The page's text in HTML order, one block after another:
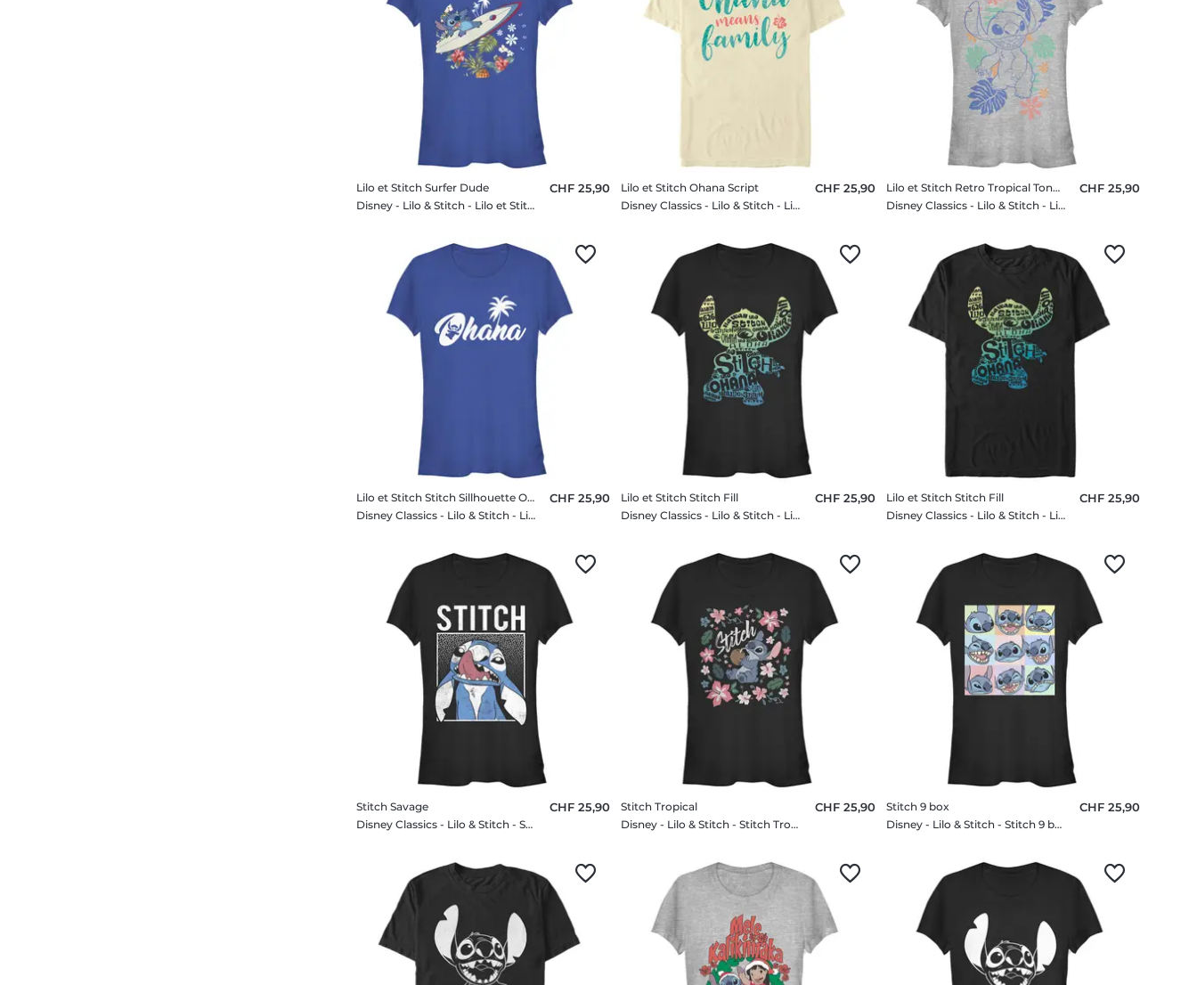
Lilo et Stitch Surfer Dude
Disney - Lilo & Stitch - Lilo et Stitch Surfer Dude - Femme T-shirt
CHF 25,90
Lilo et Stitch Ohana Script
Disney Classics - Lilo & Stitch - Lilo et Stitch Ohana Script - Homme T-shirt
CHF 25,90
Lilo et Stitch Retro Tropical Tonal Stitch
Disney Classics - Lilo & Stitch - Lilo et Stitch Retro Tropical Tonal Stitch - Femme T-shirt
CHF 25,90
Lilo et Stitch Stitch Sillhouette Ohana
Disney Classics - Lilo & Stitch - Lilo et Stitch Stitch Sillhouette Ohana - Femme T-shirt
CHF 25,90
Lilo et Stitch Stitch Fill
Disney Classics - Lilo & Stitch - Lilo et Stitch Stitch Fill - Femme T-shirt
CHF 25,90
Lilo et Stitch Stitch Fill
Disney Classics - Lilo & Stitch - Lilo et Stitch Stitch Fill - Homme T-shirt
CHF 25,90
Stitch Savage
Disney Classics - Lilo & Stitch - Stitch Savage - Femme T-shirt
CHF 25,90
Stitch Tropical
Disney - Lilo & Stitch - Stitch Tropical - Femme T-shirt
CHF 25,90
Stitch 9 box
Disney - Lilo & Stitch - Stitch 9 box - Femme T-shirt
CHF 25,90